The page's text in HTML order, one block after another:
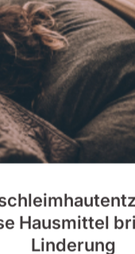
Hausmittel
Linderung